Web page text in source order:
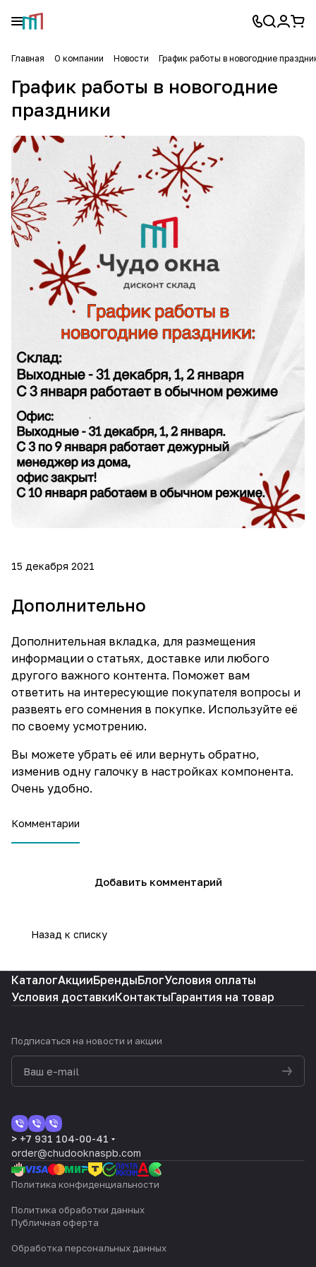
Главная О компании Новости График работы в новогодние
График работы в новогодние
праздники
15 декабря 2021
Дополнительно
Дополнительная вкладка, для размещения
информации о статьях, доставке или любого
другого важного контента. Поможет вам
ответить на интересующие покупателя вопросы и
развеять его сомнения в покупке. Используйте её
по своему усмотрению.
Вы можете убрать её или вернуть обратно,
изменив одну галочку в настройках компонента.
Очень удобно.
Комментарии
Добавить комментарий
Назад к списку
КаталогАкцииБрендыБлогУсловия оплаты
Условия доставкиКонтактыГарантия на товар
Подписаться на новости и акции
> +7 931 104-00-41
order@chudooknaspb.com
Политика конфиденциальности
Политика обработки данных
Публичная оферта
Обработка персональных данных